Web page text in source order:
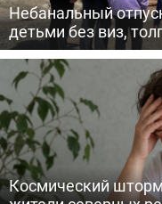
Небанальный
детьми без виз,
Космический